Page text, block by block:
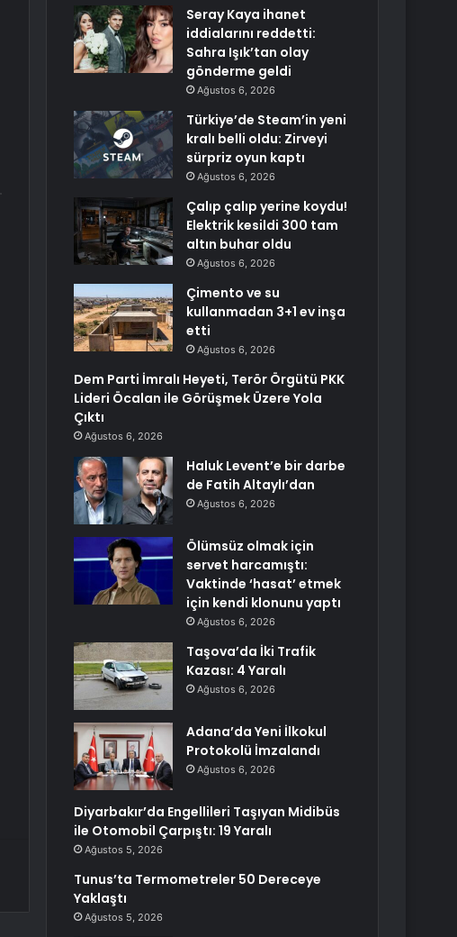
Seray Kaya ihanet
iddialarını reddetti:
Sahra Işık’tan olay
gönderme geldi
Ağustos 6, 2026
Türkiye’de Steam’in yeni
kralı belli oldu: Zirveyi
sürpriz oyun kaptı
Ağustos 6, 2026
Çalıp çalıp yerine koydu!
Elektrik kesildi 300 tam
altın buhar oldu
Ağustos 6, 2026
Çimento ve su
kullanmadan 3+1 ev inşa
etti
Ağustos 6, 2026
Dem Parti İmralı Heyeti, Terör Örgütü PKK
Lideri Öcalan ile Görüşmek Üzere Yola
Çıktı
Ağustos 6, 2026
Haluk Levent’e bir darbe
de Fatih Altaylı’dan
Ağustos 6, 2026
Ölümsüz olmak için
servet harcamıştı:
Vaktinde ‘hasat’ etmek
için kendi klonunu yaptı
Ağustos 6, 2026
Taşova’da İki Trafik
Kazası: 4 Yaralı
Ağustos 6, 2026
Adana’da Yeni İlkokul
Protokolü İmzalandı
Ağustos 6, 2026
Diyarbakır’da Engellileri Taşıyan Midibüs
ile Otomobil Çarpıştı: 19 Yaralı
Ağustos 5, 2026
Tunus’ta Termometreler 50 Dereceye
Yaklaştı
Ağustos 5, 2026